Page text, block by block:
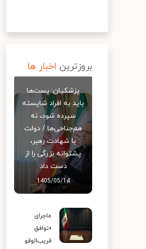
بروزترین اخبار ها
پزشکیان: پست‌ها
باید به افراد شایسته
سپرده شود، نه
هم‌جناحی‌ها / دولت
با شهادت رهبر،
پشتوانه بزرگی را از
دست داد
1405/05/14
ماجرای
«توافق
قریب‌الوقو